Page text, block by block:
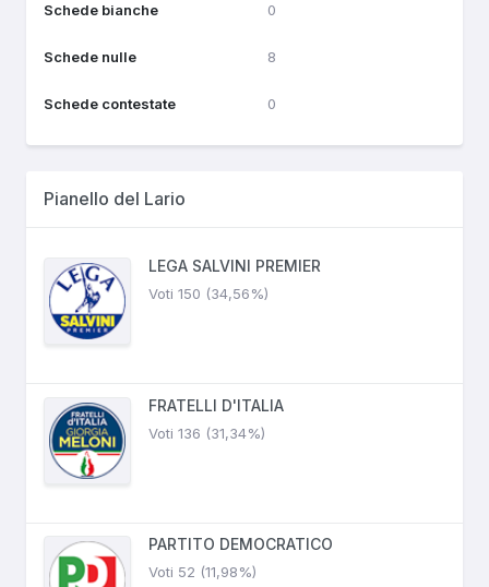
Schede bianche 0
Schede nulle 8
Schede contestate 0
Pianello del Lario
LEGA SALVINI PREMIER
Voti 150 (34,56%)
FRATELLI D'ITALIA
Voti 136 (31,34%)
PARTITO DEMOCRATICO
Voti 52 (11,98%)